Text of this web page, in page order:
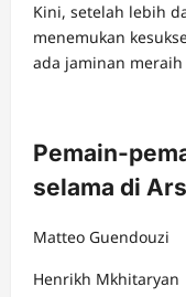
Kini, setelah lebih
menemukan
ada jaminan
Pemain-
selama di
Matteo Guendouzi
Henrikh Mkhitaryan